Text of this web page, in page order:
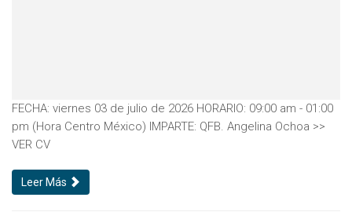
FECHA: viernes 03 de julio de 2026 HORARIO: 09:00 am - 01:00
pm (Hora Centro México) IMPARTE: QFB. Angelina Ochoa >>
VER CV
Leer Más